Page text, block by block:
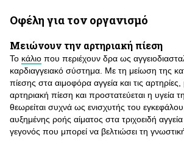
Οφέλη για τον οργανισμό
Μειώνουν την αρτηριακή πίεση
Το κάλιο που περιέχουν δρα ως
καρδιαγγειακό σύστημα. Με τη μείωση της
πίεσης στα αιμοφόρα αγγεία και τις αρτηρίες,
αρτηριακή πίεση και προστατεύεται η υγεία
θεωρείται συχνά ως ενισχυτής του
αυξημένης ροής αίματος στα τριχοειδή
γεγονός που μπορεί να βελτιώσει τη γνωστική